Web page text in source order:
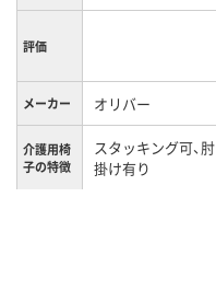
評価
メーカー オリバー
介護用椅
子の特徴
スタッキング可、肘
掛け有り